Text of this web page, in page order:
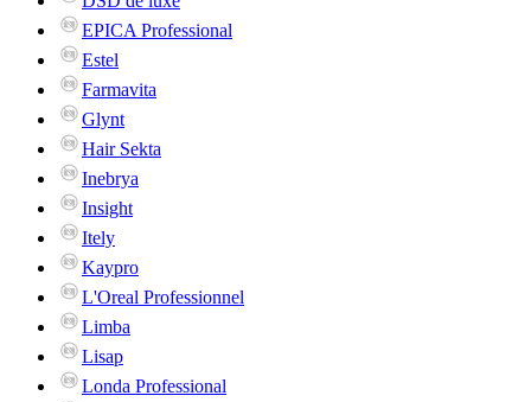
EPICA Professional
Estel
Farmavita
Glynt
Hair Sekta
Inebrya
Insight
Itely
Kaypro
L'Oreal Professionnel
Limba
Lisap
Londa Professional